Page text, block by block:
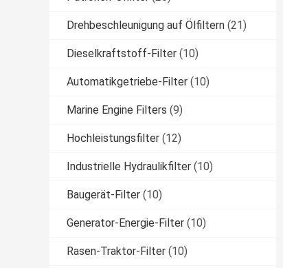
Drehbeschleunigung auf Ölfiltern (21)
Dieselkraftstoff-Filter (10)
Automatikgetriebe-Filter (10)
Marine Engine Filters (9)
Hochleistungsfilter (12)
Industrielle Hydraulikfilter (10)
Baugerät-Filter (10)
Generator-Energie-Filter (10)
Rasen-Traktor-Filter (10)